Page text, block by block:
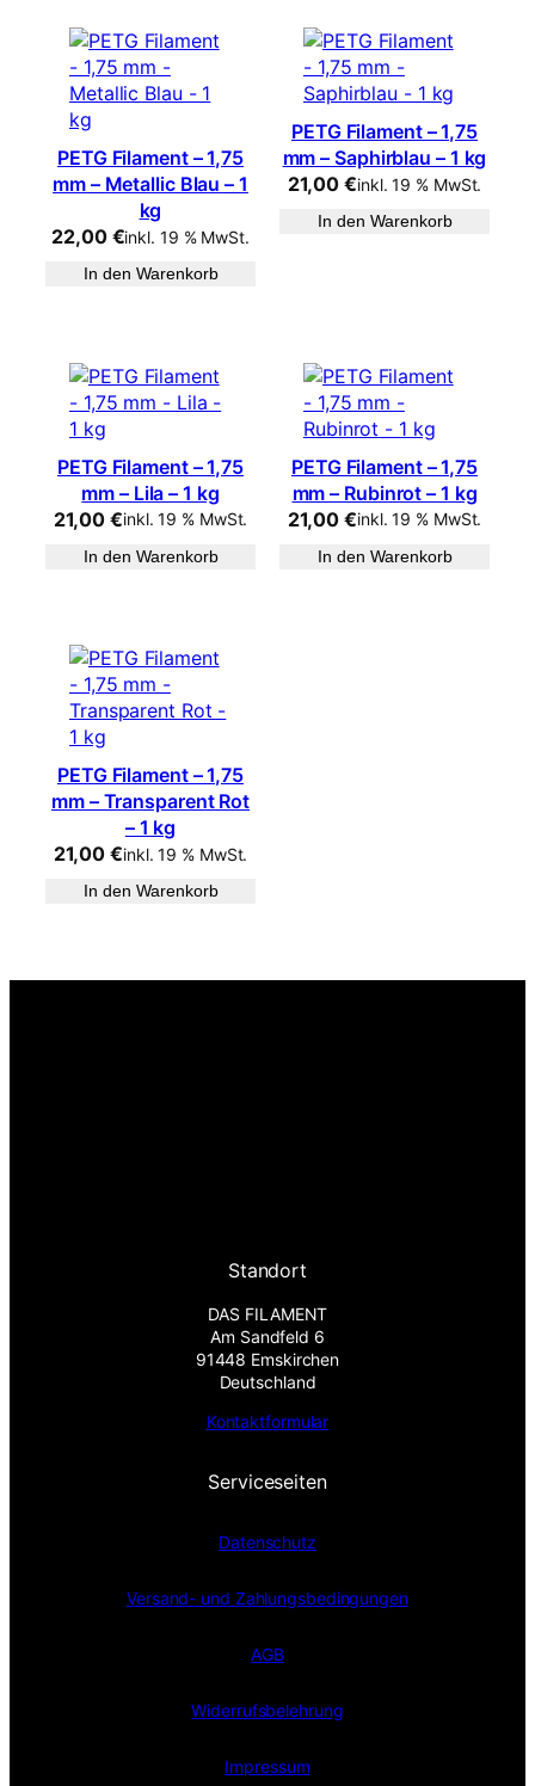
PETG Filament – 1,75
mm – Metallic Blau – 1
kg
22,00 €inkl. 19 % MwSt.
In den Warenkorb
PETG Filament – 1,75
mm – Saphirblau – 1 kg
21,00€inkl. 19 % MwSt.
In den Warenkorb
PETG Filament – 1,75
mm – Lila – 1 kg
21,00€inkl. 19 % MwSt.
In den Warenkorb
PETG Filament – 1,75
mm – Rubinrot – 1 kg
21,00€inkl. 19 % MwSt.
In den Warenkorb
PETG Filament – 1,75
mm – Transparent Rot
– 1 kg
21,00€inkl. 19 % MwSt.
In den Warenkorb
Standort
DAS FILAMENT
Am Sandfeld 6
91448 Emskirchen
Deutschland
Kontaktformular
Serviceseiten
Datenschutz
Versand- und Zahlungsbedingungen
AGB
Widerrufsbelehrung
Impressum